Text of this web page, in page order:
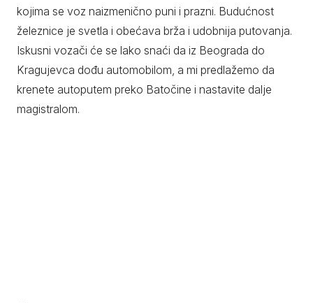
kojima se voz naizmenično puni i prazni. Budućnost
železnice je svetla i obećava brža i udobnija putovanja.
Iskusni vozači će se lako snaći da iz Beograda do
Kragujevca dođu automobilom, a mi predlažemo da
krenete autoputem preko Batočine i nastavite dalje
magistralom.